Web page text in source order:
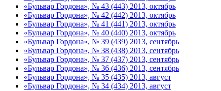
«Бульвар Гордона», № 43 (443) 2013, октябрь
«Бульвар Гордона», № 42 (442) 2013, октябрь
«Бульвар Гордона», № 41 (441) 2013, октябрь
«Бульвар Гордона», № 40 (440) 2013, октябрь
«Бульвар Гордона», № 39 (439) 2013, сентябрь
«Бульвар Гордона», № 38 (438) 2013, сентябрь
«Бульвар Гордона», № 37 (437) 2013, сентябрь
«Бульвар Гордона», № 36 (436) 2013, сентябрь
«Бульвар Гордона», № 35 (435) 2013, август
«Бульвар Гордона», № 34 (434) 2013, август